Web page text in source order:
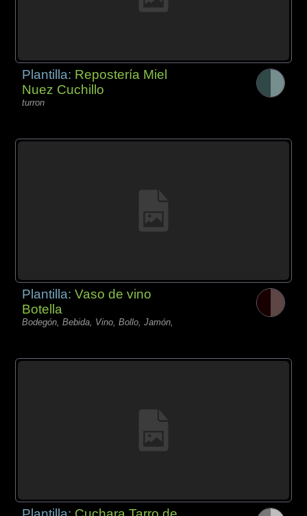
Plantilla: Repostería Miel
Nuez Cuchillo
turron
Plantilla:Vaso de vino
Botella
Bodegón, Bebida, Vino, Bollo, Jamón,